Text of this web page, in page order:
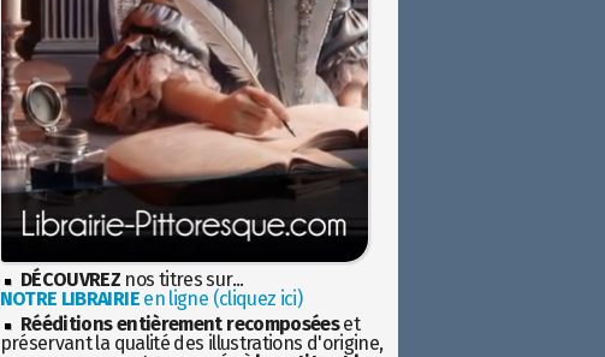
DÉCOUVREZ nos titres sur...
NOTRE LIBRAIRIEen ligne (cliquez ici)
Rééditions entièrement recomposéeset
préservant la qualité des illustrations d'origine,